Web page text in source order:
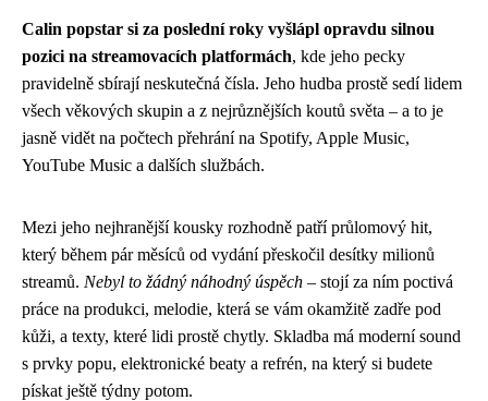
Calin popstar si za poslední roky vyšlápl opravdu silnou
pozici na streamovacích platformách, kde jeho pecky
pravidelně sbírají neskutečná čísla. Jeho hudba prostě sedí lidem
všech věkových skupin a z nejrůznějších koutů světa – a to je
jasně vidět na počtech přehrání na Spotify, Apple Music,
YouTube Music a dalších službách.
Mezi jeho nejhranější kousky rozhodně patří průlomový hit,
který během pár měsíců od vydání přeskočil desítky milionů
streamů. Nebyl to žádný náhodný úspěch – stojí za ním poctivá
práce na produkci, melodie, která se vám okamžitě zadře pod
kůži, a texty, které lidi prostě chytly. Skladba má moderní sound
s prvky popu, elektronické beaty a refrén, na který si budete
pískat ještě týdny potom.